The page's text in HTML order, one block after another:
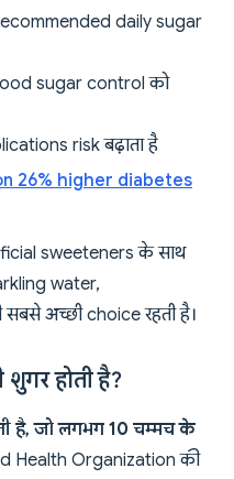
daily sugar
sugar control को
risk बढ़ाता है
26% higher diabetes
sweeteners के साथ
water,
सबसे अच्छी choice रहती है।
होती है?
है, जो लगभग 10 चम्मच के
Health Organization की